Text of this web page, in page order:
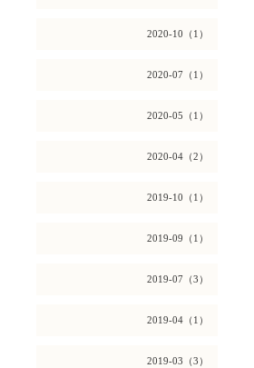
2020-10（1）
2020-07（1）
2020-05（1）
2020-04（2）
2019-10（1）
2019-09（1）
2019-07（3）
2019-04（1）
2019-03（3）